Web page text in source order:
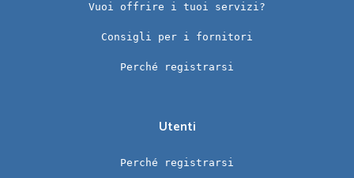
Vuoi offrire i tuoi servizi?
Consigli per i fornitori
Perché registrarsi
Utenti
Perché registrarsi